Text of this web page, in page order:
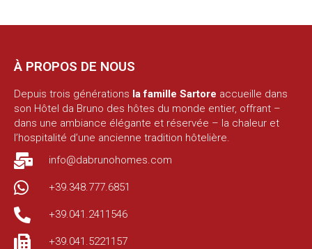
À PROPOS DE NOUS
Depuis trois générations la famille Sartore accueille dans
son Hôtel da Bruno des hôtes du monde entier, offrant –
dans une ambiance élégante et réservée – la chaleur et
l’hospitalité d’une ancienne tradition hôtelière.
info@dabrunohomes.com
+39.348.777.6851
+39.041.2411546
+39.041.5221157